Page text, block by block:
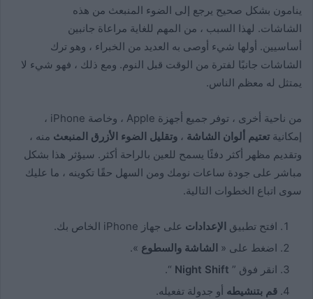
ينامون بشكل صحيح يرجع إلى الضوء المنبعث من هذه
الشاشات. لهذا السبب ، من المهم للغاية مراعاة جانبين
أساسيين. أولها شيء أوصى به العديد من الخبراء ، وهو ترك
الشاشات جانبًا لفترة من الوقت قبل النوم. ومع ذلك ، فهو شيء لا
يمتثل له معظم الناس.
من ناحية أخرى ، توفر جميع أجهزة Apple ، وخاصة iPhone ،
إمكانية تعتيم ألوان الشاشة ، وتقليل الضوء الأزرق المنبعث منه ،
وتقديم مظهر أكثر دفئًا يسمح للعين بالراحة أكثر. سيؤثر هذا بشكل
مباشر على جودة ساعات نومك ومن السهل حقًا تكوينه ، ما عليك
سوى اتباع الخطوات التالية.
افتح تطبيق الإعدادات على جهاز iPhone الخاص بك.
اضغط على « الشاشة والسطوع ».
انقر فوق ” Night Shift
“.
قم بتنشيطه أو جدولة تفعيله.